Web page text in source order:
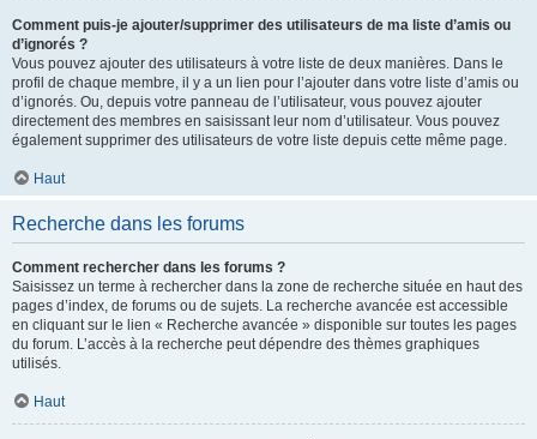
Comment puis-je ajouter/supprimer des utilisateurs de ma liste d’amis ou
d’ignorés ?
Vous pouvez ajouter des utilisateurs à votre liste de deux manières. Dans le
profil de chaque membre, il y a un lien pour l’ajouter dans votre liste d’amis ou
d’ignorés. Ou, depuis votre panneau de l’utilisateur, vous pouvez ajouter
directement des membres en saisissant leur nom d’utilisateur. Vous pouvez
également supprimer des utilisateurs de votre liste depuis cette même page.
Haut
Recherche dans les forums
Comment rechercher dans les forums ?
Saisissez un terme à rechercher dans la zone de recherche située en haut des
pages d’index, de forums ou de sujets. La recherche avancée est accessible
en cliquant sur le lien « Recherche avancée » disponible sur toutes les pages
du forum. L’accès à la recherche peut dépendre des thèmes graphiques
utilisés.
Haut